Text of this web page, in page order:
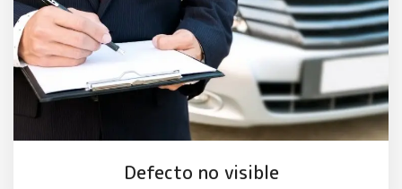
Defecto no visible